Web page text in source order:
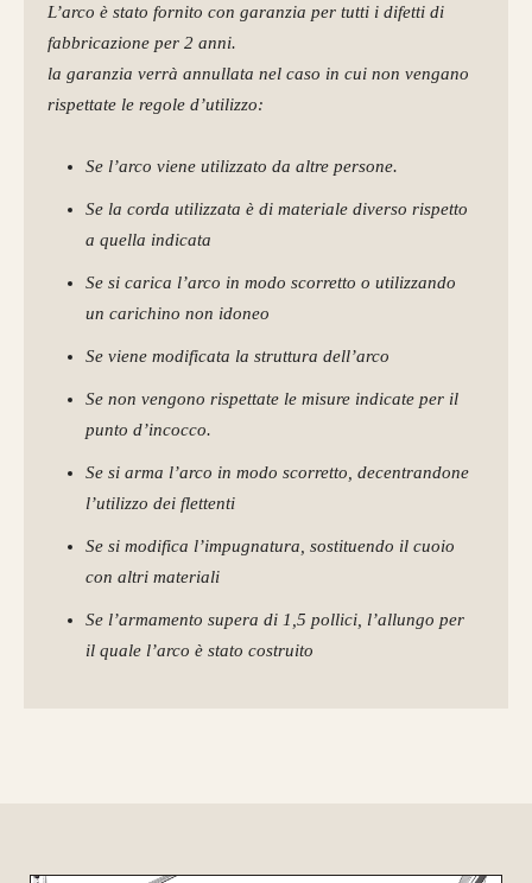
L’arco è stato fornito con garanzia per tutti i difetti di
fabbricazione per 2 anni.
la garanzia verrà annullata nel caso in cui non vengano
rispettate le regole d’utilizzo:
Se l’arco viene utilizzato da altre persone.
Se la corda utilizzata è di materiale diverso rispetto
a quella indicata
Se si carica l’arco in modo scorretto o utilizzando
un carichino non idoneo
Se viene modificata la struttura dell’arco
Se non vengono rispettate le misure indicate per il
punto d’incocco.
Se si arma l’arco in modo scorretto, decentrandone
l’utilizzo dei flettenti
Se si modifica l’impugnatura, sostituendo il cuoio
con altri materiali
Se l’armamento supera di 1,5 pollici, l’allungo per
il quale l’arco è stato costruito